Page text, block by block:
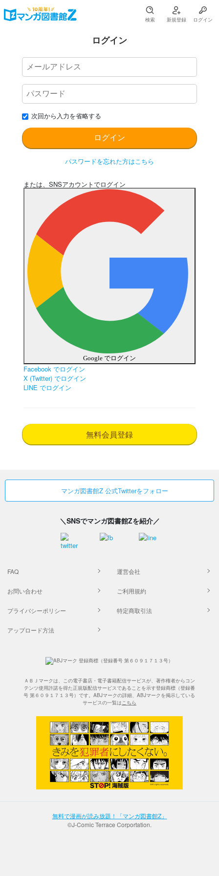
検索 新規登録 ログイン
ログイン
次回から入力を省略する
パスワードを忘れた方はこちら
または、SNSアカウントでログイン
Google でログイン
Facebook でログイン
X (Twitter) でログイン
LINE でログイン
無料会員登録
マンガ図書館Z 公式Twitterをフォロー
＼SNSでマンガ図書館Zを紹介／
FAQ 運営会社
お問い合わせ ご利用規約
プライバシーポリシー 特定商取引法
アップロード方法
ＡＢＪマークは、この電子書店・電子書籍配信サービスが、著作権者からコン
テンツ使用許諾を得た正規版配信サービスであることを示す登録商標（登録番
号 第６０９１７１３号）です。ABJマークの詳細、ABJマークを掲示している
サービスの一覧はこちら
無料で漫画が読み放題！「マンガ図書館Z」
©J-Comic Terrace Corportation.